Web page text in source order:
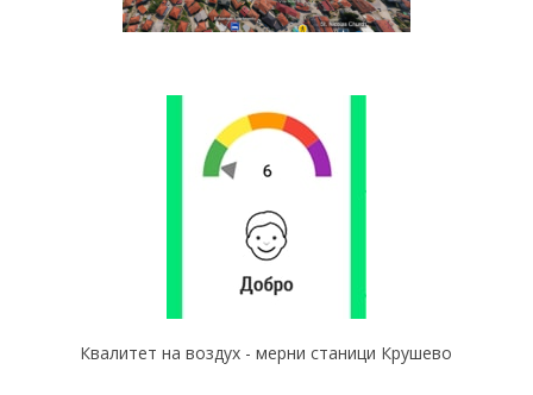
Квалитет на воздух - мерни станици Крушево